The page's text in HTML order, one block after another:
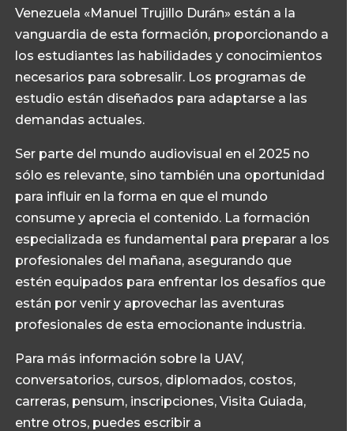
Venezuela «Manuel Trujillo Durán» están a la
vanguardia de esta formación, proporcionando a
los estudiantes las habilidades y conocimientos
necesarios para sobresalir. Los programas de
estudio están diseñados para adaptarse a las
demandas actuales.
Ser parte del mundo audiovisual en el 2025 no
sólo es relevante, sino también una oportunidad
para influir en la forma en que el mundo
consume y aprecia el contenido. La formación
especializada es fundamental para preparar a los
profesionales del mañana, asegurando que
estén equipados para enfrentar los desafíos que
están por venir y aprovechar las aventuras
profesionales de esta emocionante industria.
Para más información sobre la UAV,
conversatorios, cursos, diplomados, costos,
carreras, pensum, inscripciones, Visita Guiada,
entre otros, puedes escribir a